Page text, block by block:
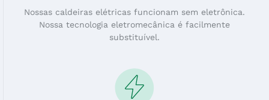
Nossas caldeiras elétricas funcionam sem eletrônica.
Nossa tecnologia eletromecânica é facilmente
substituível.